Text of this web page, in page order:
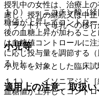
授乳中の女性は、治療上
慮し、授乳の継続又は中
（ラット）で母乳への移
小児等
小児等を対象とした臨床試
適用上の注意、取扱
１０）． ニコチン酸［経
糖値が上昇してコントロ
後の血糖上昇が加わるこ
は血糖値コントロールに
に応じ投与量を調節する
る）］。
１１）． イソニアジド［
血糖値が上昇してコント